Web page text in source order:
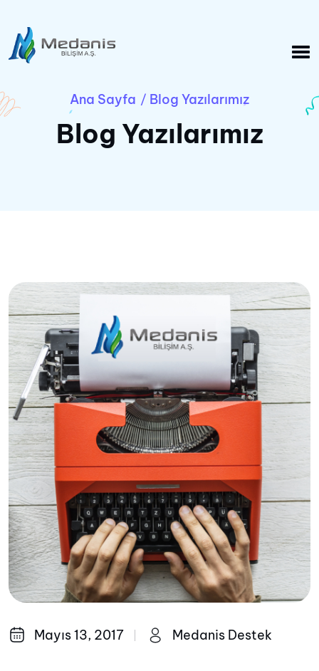
Ana Sayfa / Blog Yazılarımız
Blog Yazılarımız
Mayıs 13, 2017 Medanis Destek